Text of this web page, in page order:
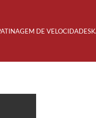
DE VELOCIDADE